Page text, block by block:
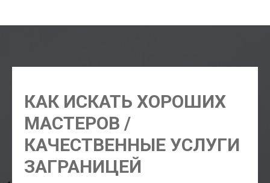
КАК ИСКАТЬ ХОРОШИХ
МАСТЕРОВ /
КАЧЕСТВЕННЫЕ УСЛУГИ
ЗАГРАНИЦЕЙ